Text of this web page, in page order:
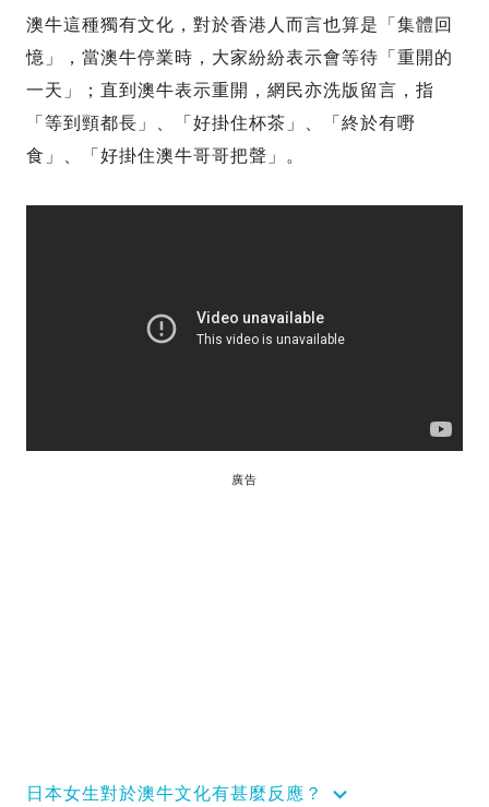
澳牛這種獨有文化，對於香港人而言也算是「集體回
憶」，當澳牛停業時，大家紛紛表示會等待「重開的
一天」；直到澳牛表示重開，網民亦洗版留言，指
「等到頸都長」、「好掛住杯茶」、「終於有嘢
食」、「好掛住澳牛哥哥把聲」。
廣告
日本女生對於澳牛文化有甚麼反應？